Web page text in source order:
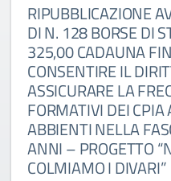
RIPUBBLICAZIONE
DI N. 128 BORSE DI
325,00 CADAUNA
CONSENTIRE IL
ASSICURARE LA
FORMATIVI DEI
ABBIENTI NELLA
ANNI – PROGETTO
COLMIAMO I DIVARI”